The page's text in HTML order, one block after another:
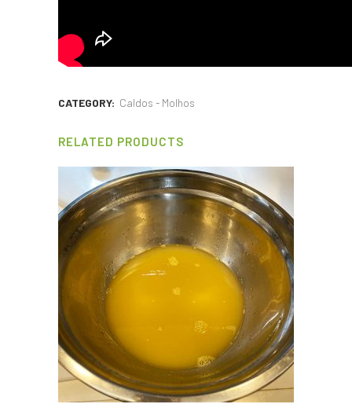
CATEGORY: Caldos - Molhos
RELATED PRODUCTS